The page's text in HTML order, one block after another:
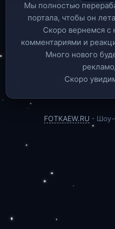
Мы полностью
портала, чтобы он
Скоро вернемся c
комментариями и
Много нового
Скоро
FOTKAEW.RU - Шоу-